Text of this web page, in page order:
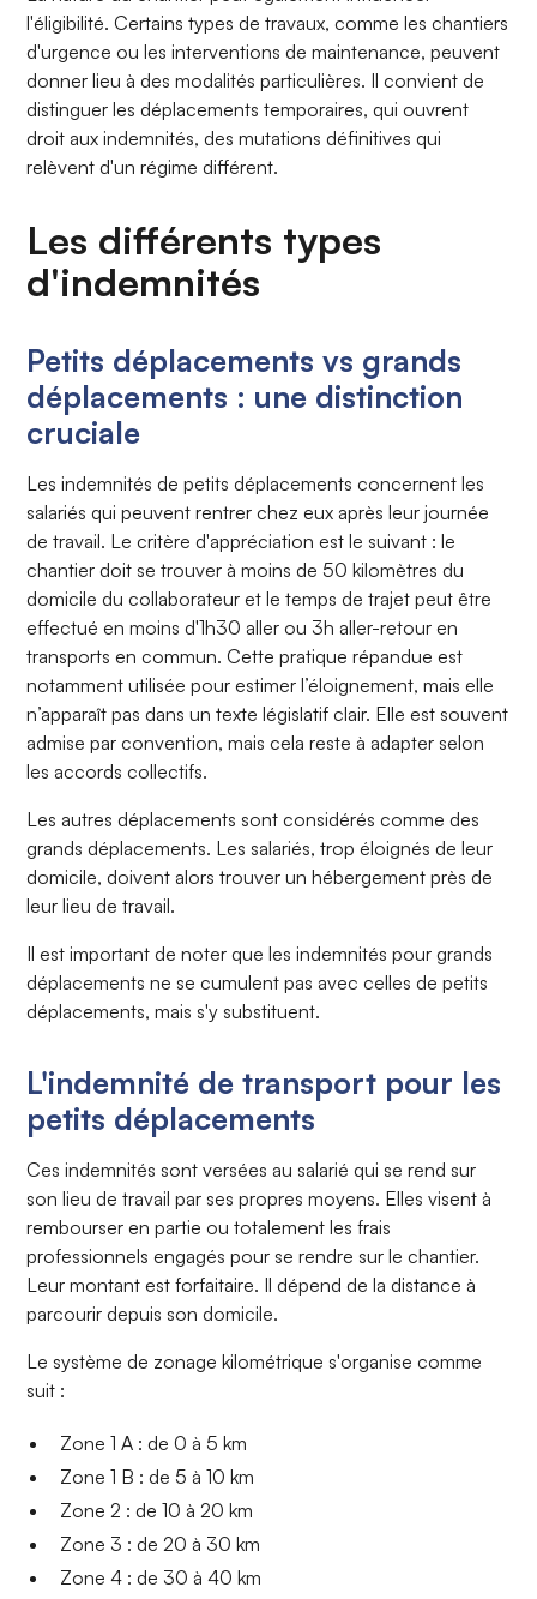
l'éligibilité. Certains types de travaux, comme les chantiers
d'urgence ou les interventions de maintenance, peuvent
donner lieu à des modalités particulières. Il convient de
distinguer les déplacements temporaires, qui ouvrent
droit aux indemnités, des mutations définitives qui
relèvent d'un régime différent.
Les différents types
d'indemnités
Petits déplacements vs grands
déplacements : une distinction
cruciale
Les indemnités de petits déplacements concernent les
salariés qui peuvent rentrer chez eux après leur journée
de travail. Le critère d'appréciation est le suivant : le
chantier doit se trouver à moins de 50 kilomètres du
domicile du collaborateur et le temps de trajet peut être
effectué en moins d'1h30 aller ou 3h aller-retour en
transports en commun. Cette pratique répandue est
notamment utilisée pour estimer l’éloignement, mais elle
n’apparaît pas dans un texte législatif clair. Elle est souvent
admise par convention, mais cela reste à adapter selon
les accords collectifs.
Les autres déplacements sont considérés comme des
grands déplacements. Les salariés, trop éloignés de leur
domicile, doivent alors trouver un hébergement près de
leur lieu de travail.
Il est important de noter que les indemnités pour grands
déplacements ne se cumulent pas avec celles de petits
déplacements, mais s'y substituent.
L'indemnité de transport pour les
petits déplacements
Ces indemnités sont versées au salarié qui se rend sur
son lieu de travail par ses propres moyens. Elles visent à
rembourser en partie ou totalement les frais
professionnels engagés pour se rendre sur le chantier.
Leur montant est forfaitaire. Il dépend de la distance à
parcourir depuis son domicile.
Le système de zonage kilométrique s'organise comme
suit :
Zone 1 A : de 0 à 5 km
Zone 1 B : de 5 à 10 km
Zone 2 : de 10 à 20 km
Zone 3 : de 20 à 30 km
Zone 4 : de 30 à 40 km